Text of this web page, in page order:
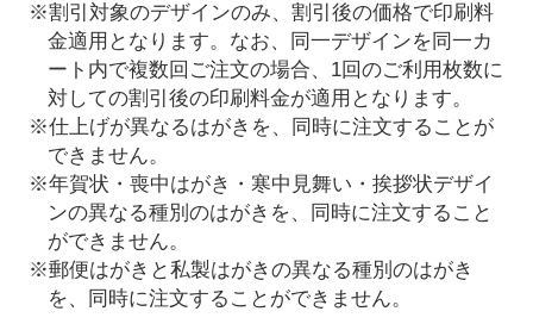
※割引対象のデザインのみ、割引後の価格で印刷料
金適用となります。なお、同一デザインを同一カ
ート内で複数回ご注文の場合、1回のご利用枚数に
対しての割引後の印刷料金が適用となります。
※仕上げが異なるはがきを、同時に注文することが
できません。
※年賀状・喪中はがき・寒中見舞い・挨拶状デザイ
ンの異なる種別のはがきを、同時に注文すること
ができません。
※郵便はがきと私製はがきの異なる種別のはがき
を、同時に注文することができません。